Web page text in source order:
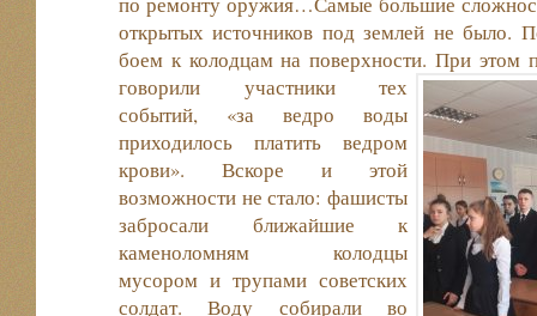
открытых источников под землей не было.
боем к колодцам на поверхности. При этом
говорили участники тех
событий, «за ведро воды
приходилось платить ведром
крови». Вскоре и этой
возможности не стало: фашисты
забросали ближайшие к
каменоломням колодцы
мусором и трупами советских
солдат. Воду собирали во